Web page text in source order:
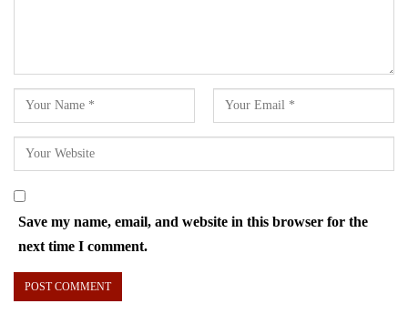
Save my name, email, and website in this browser for the
next time I comment.